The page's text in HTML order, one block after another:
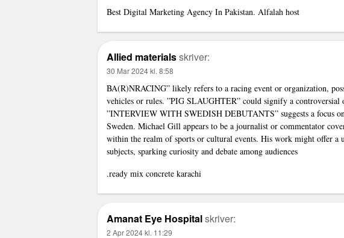
Best Digital Marketing Agency In Pakistan. Alfalah host
Allied materialsskriver:
30 Mar 2024 kl. 8:58
BA(R)NRACING” likely refers to a racing event or organization,
vehicles or rules. ”PIG SLAUGHTER” could signify a
”INTERVIEW WITH SWEDISH DEBUTANTS” suggests a focus
Sweden. Michael Gill appears to be a journalist or commentator
within the realm of sports or cultural events. His work might offer a
subjects, sparking curiosity and debate among audiences
.ready mix concrete karachi
Amanat Eye Hospitalskriver:
2 Apr 2024 kl. 11:29